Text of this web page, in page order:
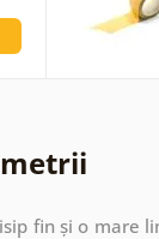
fin și o mare